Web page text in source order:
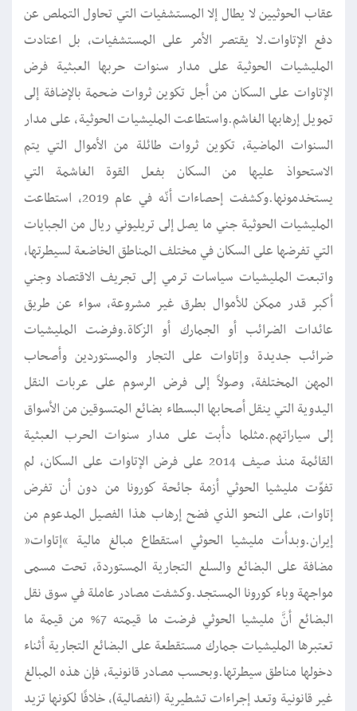
عقاب الحوثيين لا يطال إلا المستشفيات التي تحاول التملص عن
دفع الإتاوات.لا يقتصر الأمر على المستشفيات، بل اعتادت
المليشيات الحوثية على مدار سنوات حربها العبثية فرض
الإتاوات على السكان من أجل تكوين ثروات ضحمة بالإضافة إلى
تمويل إرهابها الغاشم.واستطاعت المليشيات الحوثية، على مدار
السنوات الماضية، تكوين ثروات طائلة من الأموال التي يتم
الاستحواذ عليها من السكان بفعل القوة الغاشمة التي
يستخدمونها.وكشفت إحصاءات أنّه في عام 2019، استطاعت
المليشيات الحوثية جني ما يصل إلى تريليوني ريال من الجبايات
التي تفرضها على السكان في مختلف المناطق الخاضعة لسيطرتها،
واتبعت المليشيات سياسات ترمي إلى تجريف الاقتصاد وجني
أكبر قدر ممكن للأموال بطرق غير مشروعة، سواء عن طريق
عائدات الضرائب أو الجمارك أو الزكاة.وفرضت المليشيات
ضرائب جديدة وإتاوات على التجار والمستوردين وأصحاب
المهن المختلفة، وصولاً إلى فرض الرسوم على عربات النقل
اليدوية التي ينقل أصحابها البسطاء بضائع المتسوقين من الأسواق
إلى سياراتهم.مثلما دأبت على مدار سنوات الحرب العبثية
القائمة منذ صيف 2014 على فرض الإتاوات على السكان، لم
تفوِّت مليشيا الحوثي أزمة جائحة كورونا من دون أن تفرض
إتاوات، على النحو الذي فضح إرهاب هذا الفصيل المدعوم من
إيران.وبدأت مليشيا الحوثي استقطاع مبالغ مالية “إتاوات”
مضافة على البضائع والسلع التجارية المستوردة، تحت مسمى
مواجهة وباء كورونا المستجد.وكشفت مصادر عاملة في سوق نقل
البضائع أنَّ مليشيا الحوثي فرضت ما قيمته 7% من قيمة ما
تعتبرها المليشيات جمارك مستقطعة على البضائع التجارية أثناء
دخولها مناطق سيطرتها.وبحسب مصادر قانونية، فإن هذه المبالغ
غير قانونية وتعد إجراءات تشطيرية (انفصالية)، خلافًا لكونها تزيد